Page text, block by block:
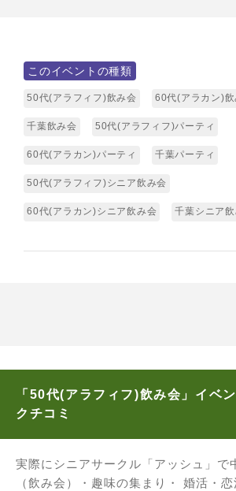
このイベントの種類
50代(アラフィフ)飲み会 60代(アラカン)飲
千葉飲み会 50代(アラフィフ)パーティ
60代(アラカン)パーティ 千葉パーティ
50代(アラフィフ)シニア飲み会
60代(アラカン)シニア飲み会 千葉シニア
「50代(アラフィフ)飲み会」イベ
クチコミ
実際にシニアサークル「アッシュ」で
（飲み会）・趣味の集まり・ 婚活・